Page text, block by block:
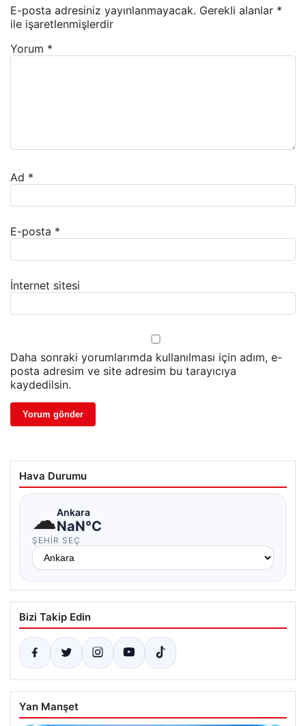
E-posta adresiniz yayınlanmayacak. Gerekli alanlar *
ile işaretlenmişlerdir
Yorum *
Ad *
E-posta *
İnternet sitesi
Daha sonraki yorumlarımda kullanılması için adım, e-
posta adresim ve site adresim bu tarayıcıya
kaydedilsin.
Hava Durumu
☁Ankara
NaN°C
ŞEHIR SEÇ
Bizi Takip Edin
Yan Manşet